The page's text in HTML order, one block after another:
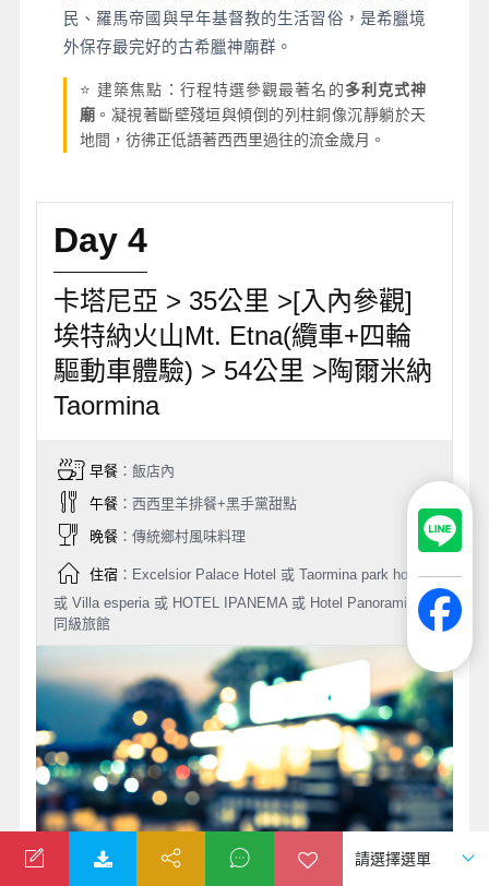
民、羅馬帝國與早年基督教的生活習俗，是希臘境
外保存最完好的古希臘神廟群。
⭐ 建築焦點：行程特選參觀最著名的多利克式神
廟 。凝視著斷壁殘垣與傾倒的列柱銅像沉靜躺於天
地間，彷彿正低語著西西里過往的流金歲月。
Day 4
卡塔尼亞 > 35公里 >[入內參觀]
埃特納火山Mt. Etna(纜車+四輪
驅動車體驗) > 54公里 >陶爾米納
Taormina
早餐：飯店內
午餐：西西里羊排餐+黑手黨甜點
晚餐：傳統鄉村風味料理
住宿：Excelsior Palace Hotel 或 Taormina park hotel
或 Villa esperia 或 HOTEL IPANEMA 或 Hotel Panoramic 或
同級旅館